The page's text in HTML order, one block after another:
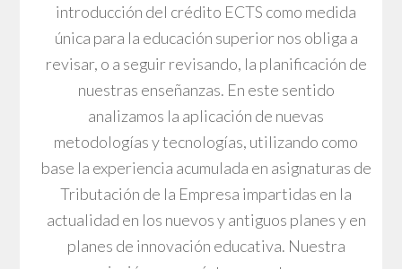
introducción del crédito ECTS como medida
única para la educación superior nos obliga a
revisar, o a seguir revisando, la planificación de
nuestras enseñanzas. En este sentido
analizamos la aplicación de nuevas
metodologías y tecnologías, utilizando como
base la experiencia acumulada en asignaturas de
Tributación de la Empresa impartidas en la
actualidad en los nuevos y antiguos planes y en
planes de innovación educativa. Nuestra